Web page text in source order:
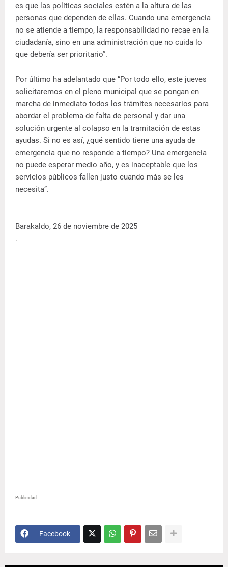
es que las políticas sociales estén a la altura de las
personas que dependen de ellas. Cuando una emergencia
no se atiende a tiempo, la responsabilidad no recae en la
ciudadanía, sino en una administración que no cuida lo
que debería ser prioritario”.
Por último ha adelantado que “Por todo ello, este jueves
solicitaremos en el pleno municipal que se pongan en
marcha de inmediato todos los trámites necesarios para
abordar el problema de falta de personal y dar una
solución urgente al colapso en la tramitación de estas
ayudas. Si no es así, ¿qué sentido tiene una ayuda de
emergencia que no responde a tiempo? Una emergencia
no puede esperar medio año, y es inaceptable que los
servicios públicos fallen justo cuando más se les
necesita”.
Barakaldo, 26 de noviembre de 2025
.
Publicidad
Facebook